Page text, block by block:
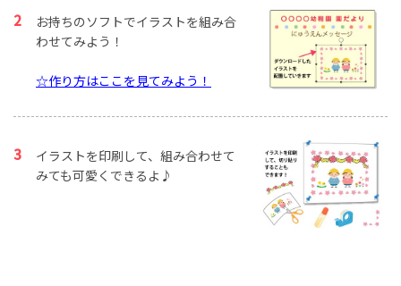
お持ちのソフトでイラストを組み合
わせてみよう！
☆作り方はここを見てみよう！
イラストを印刷して、組み合わせて
みても可愛くできるよ♪